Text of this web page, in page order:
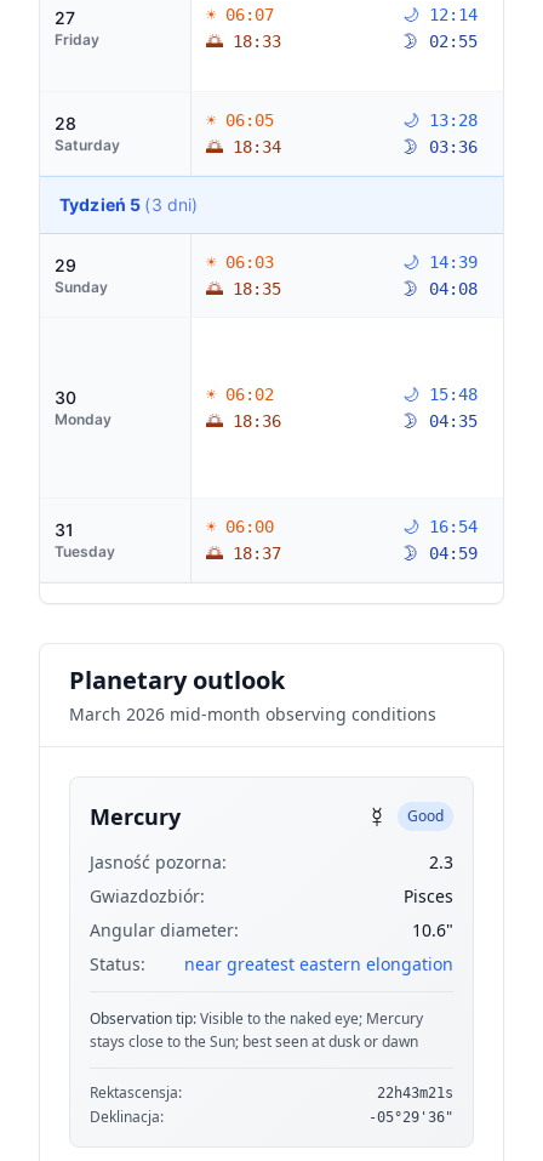
27
Friday
☀ 06:07
🌅 18:33
🌙 12:14
🌛 02:55
28
Saturday
☀ 06:05
🌅 18:34
🌙 13:28
🌛 03:36
Tydzień 5 (3 dni)
29
Sunday
☀ 06:03
🌅 18:35
🌙 14:39
🌛 04:08
30
Monday
☀ 06:02
🌅 18:36
🌙 15:48
🌛 04:35
31
Tuesday
☀ 06:00
🌅 18:37
🌙 16:54
🌛 04:59
Planetary outlook
March 2026 mid-month observing conditions
Mercury ☿ Good
Jasność pozorna:
2.3
Gwiazdozbiór:
Pisces
Angular diameter:
10.6"
Status:
near greatest eastern elongation
Observation tip:Visible to the naked eye; Mercury
stays close to the Sun; best seen at dusk or dawn
Rektascensja: 22h43m21s
Deklinacja: -05°29'36"